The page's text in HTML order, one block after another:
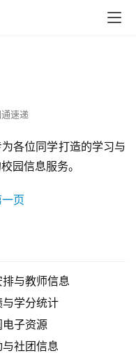
速递
各位同学打造的学习与
园信息服务。
与教师信息
学分统计
子资源
社团信息